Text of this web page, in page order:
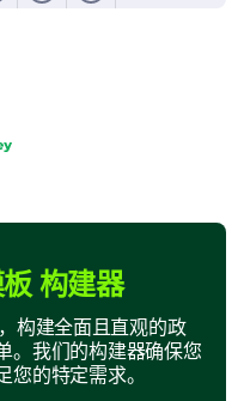
构建器
构建全面且直观的政
。我们的构建器确保您
的特定需求。